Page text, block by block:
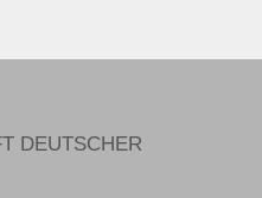
DEUTSCHER